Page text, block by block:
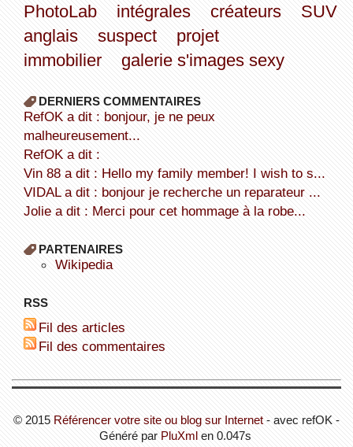
PhotoLab
intégrales créateurs
SUV
anglais
suspect
projet
immobilier
galerie s'images sexy
DERNIERS COMMENTAIRES
refOK a dit : bonjour, je ne peux
malheureusement...
refOK a dit :
Vin 88 a dit : Hello my family member! I wish to s...
VIDAL a dit : bonjour je recherche un reparateur ...
Jolie a dit : Merci pour cet hommage à la robe...
PARTENAIRES
wikipedia
RSS
Fil des articles
Fil des commentaires
© 2015 Référencer votre site ou blog sur Internet - avec refOK -
Généré par PluXmlen 0.047s